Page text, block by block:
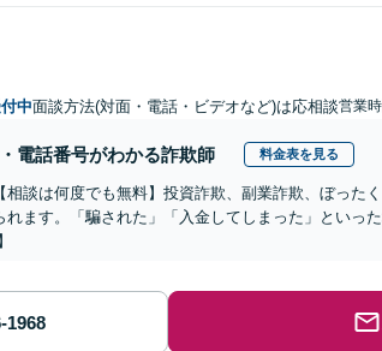
中面談方法(対面・電話・ビデオなど)は応相談営業
電話番号がわかる詐欺師 料金表を見る
相談は何度でも無料】投資詐欺、副業詐欺、ぼった
れます。「騙された」「入金してしまった」といっ